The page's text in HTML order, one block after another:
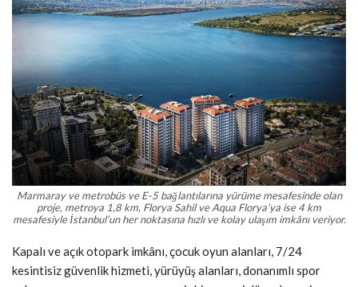
Marmaray ve metrobüs ve E-5 bağlantılarına yürüme mesafesinde olan
proje, metroya 1,8 km, Florya Sahil ve Aqua Florya’ya ise 4 km
mesafesiyle İstanbul’un her noktasına hızlı ve kolay ulaşım imkânı veriyor.
Kapalı ve açık otopark imkânı, çocuk oyun alanları, 7/24
kesintisiz güvenlik hizmeti, yürüyüş alanları, donanımlı spor